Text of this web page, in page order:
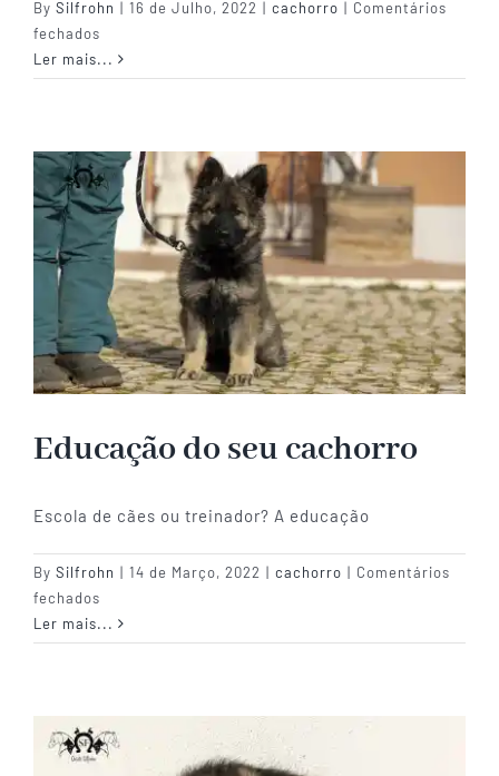
By Silfrohn | 16 de Julho, 2022 | cachorro | Comentários
fechados
Saúde
Ler mais...
Educação do seu cachorro
Escola de cães ou treinador? A educação
By Silfrohn | 14 de Março, 2022 | cachorro | Comentários
fechados
Educação
do
Ler mais...